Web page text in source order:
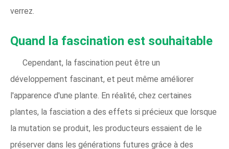
verrez.
Quand la fascination est souhaitable
Cependant, la fascination peut être un
développement fascinant, et peut même améliorer
l'apparence d'une plante. En réalité, chez certaines
plantes, la fasciation a des effets si précieux que lorsque
la mutation se produit, les producteurs essaient de le
préserver dans les générations futures grâce à des